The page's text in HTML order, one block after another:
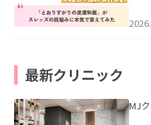
最新クリニック
MJ